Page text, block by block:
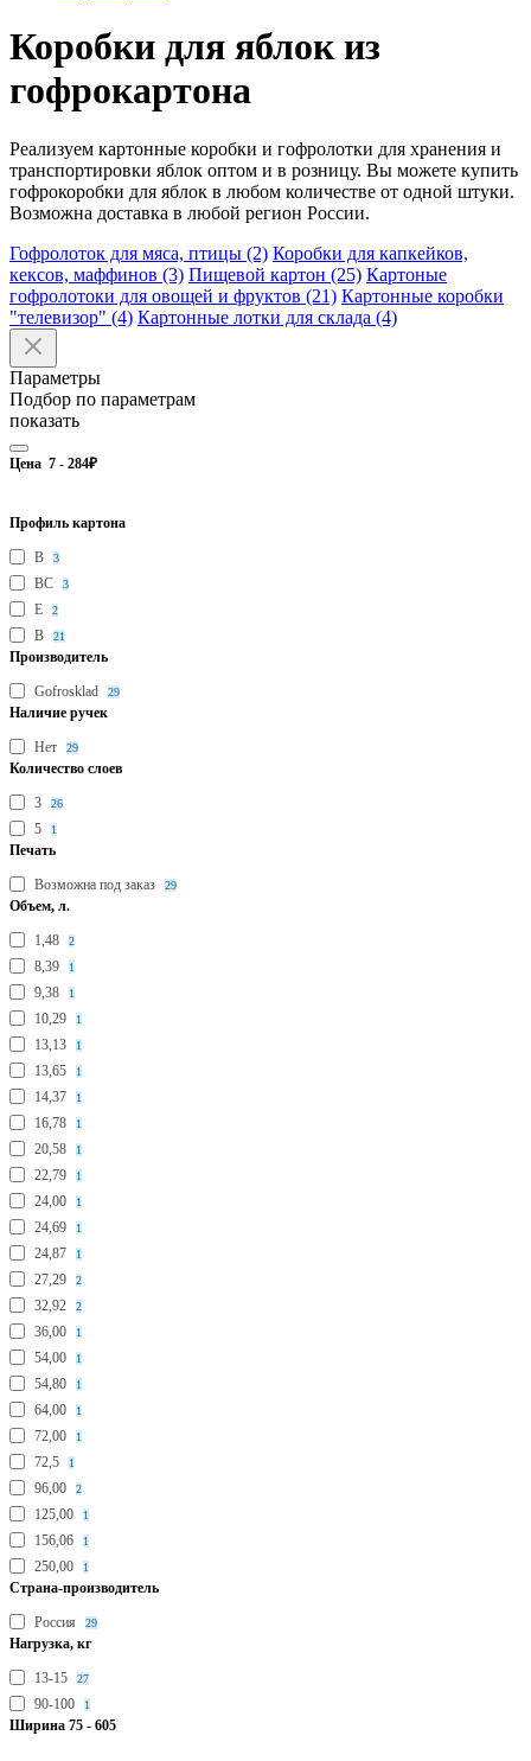
Коробки для яблок из
гофрокартона
Реализуем картонные коробки и гофролотки для хранения и
транспортировки яблок оптом и в розницу. Вы можете купить
гофрокоробки для яблок в любом количестве от одной штуки.
Возможна доставка в любой регион России.
Гофролоток для мяса, птицы (2) Коробки для капкейков,
кексов, маффинов (3) Пищевой картон (25) Картоные
гофролотоки для овощей и фруктов (21) Картонные коробки
"телевизор" (4) Картонные лотки для склада (4)
Параметры
Подбор по параметрам
показать
Цена 7 - 284₽
Профиль картона
B 3
BC 3
E 2
В 21
Производитель
Gofrosklad 29
Наличие ручек
Нет 29
Количество слоев
3 26
5 1
Печать
Возможна под заказ 29
Объем, л.
1,48 2
8,39 1
9,38 1
10,29 1
13,13 1
13,65 1
14,37 1
16,78 1
20,58 1
22,79 1
24,00 1
24,69 1
24,87 1
27,29 2
32,92 2
36,00 1
54,00 1
54,80 1
64,00 1
72,00 1
72,5 1
96,00 2
125,00 1
156,06 1
250,00 1
Страна-производитель
Россия 29
Нагрузка, кг
13-15 27
90-100 1
Ширина 75 - 605